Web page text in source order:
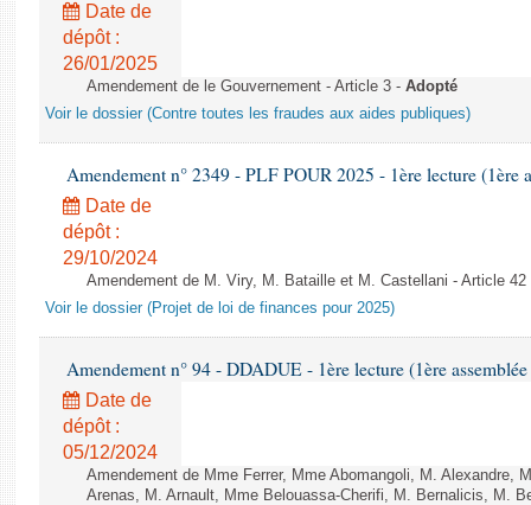
Date de
dépôt :
26/01/2025
Amendement de le Gouvernement - Article 3 - Adopté
Voir le dossier (Contre toutes les fraudes aux aides publiques)
Amendement n° 2349 - PLF POUR 2025 - 1ère lecture (1ère
Date de
dépôt :
29/10/2024
Amendement de M. Viry, M. Bataille et M. Castellani - Article
Voir le dossier (Projet de loi de finances pour 2025)
Amendement n° 94 - DDADUE - 1ère lecture (1ère
Date de
dépôt :
05/12/2024
Amendement de Mme Ferrer, Mme Abomangoli, M. Alexandre,
Arenas, M. Arnault, Mme Belouassa-Cherifi, M. Bernalicis, M.